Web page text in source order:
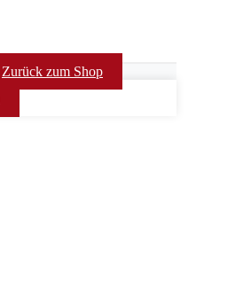
Zurück zum Shop